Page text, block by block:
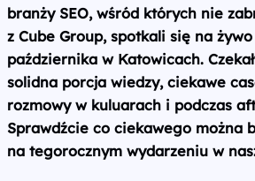
branży SEO, wśród których nie
z Cube Group, spotkali się na żywo
października w Katowicach.
solidna porcja wiedzy, ciekawe
rozmowy w kuluarach i podczas
Sprawdźcie co ciekawego można
na tegorocznym wydarzeniu w